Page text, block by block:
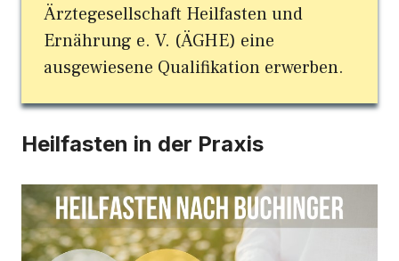
Ärztegesellschaft Heilfasten und
Ernährung e. V. (ÄGHE) eine
ausgewiesene Qualifikation erwerben.
Heilfasten in der Praxis